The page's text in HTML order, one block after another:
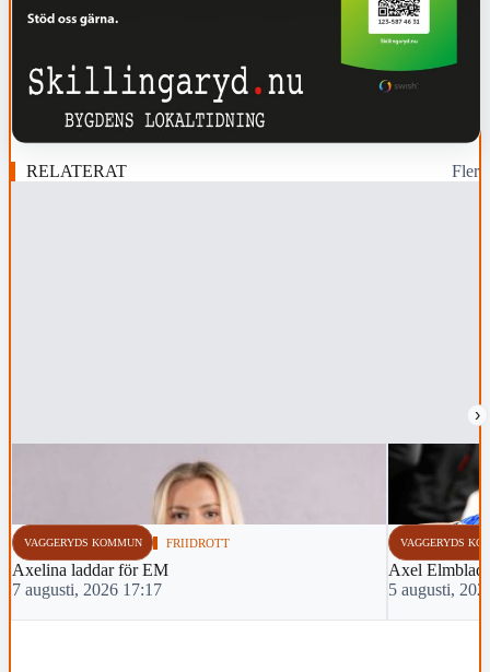
RELATERAT Fler
›
VAGGERYDS KOMMUN FRIIDROTT
Axelina laddar för EM
7 augusti, 2026 17:17
VAGGERYDS
Axel Elmblad
5 augusti,